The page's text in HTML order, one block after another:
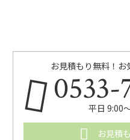
お見積もり無料！お
平日 9:00
お見積